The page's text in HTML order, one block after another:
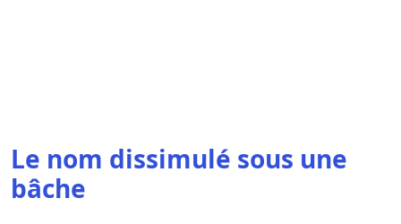
Le nom dissimulé sous une
bâche